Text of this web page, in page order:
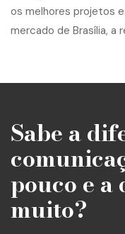
Sabe a
pouco e
muito?